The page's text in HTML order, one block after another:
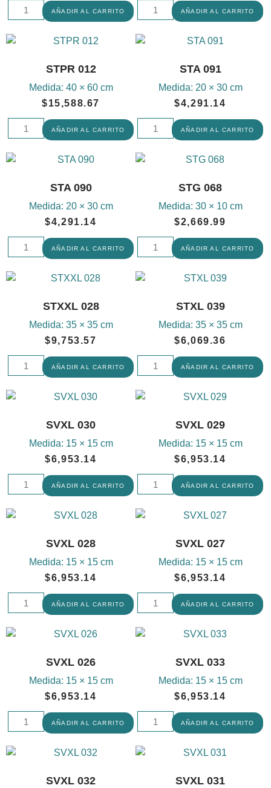
AÑADIR AL CARRITO AÑADIR AL CARRITO
STPR 012
Medida: 40 × 60 cm
$15,588.67
AÑADIR AL CARRITO
STA 091
Medida: 20 × 30 cm
$4,291.14
AÑADIR AL CARRITO
STA 090
Medida: 20 × 30 cm
$4,291.14
AÑADIR AL CARRITO
STG 068
Medida: 30 × 10 cm
$2,669.99
AÑADIR AL CARRITO
STXXL 028
Medida: 35 × 35 cm
$9,753.57
AÑADIR AL CARRITO
STXL 039
Medida: 35 × 35 cm
$6,069.36
AÑADIR AL CARRITO
SVXL 030
Medida: 15 × 15 cm
$6,953.14
AÑADIR AL CARRITO
SVXL 029
Medida: 15 × 15 cm
$6,953.14
AÑADIR AL CARRITO
SVXL 028
Medida: 15 × 15 cm
$6,953.14
AÑADIR AL CARRITO
SVXL 027
Medida: 15 × 15 cm
$6,953.14
AÑADIR AL CARRITO
SVXL 026
Medida: 15 × 15 cm
$6,953.14
AÑADIR AL CARRITO
SVXL 033
Medida: 15 × 15 cm
$6,953.14
AÑADIR AL CARRITO
SVXL 032 SVXL 031